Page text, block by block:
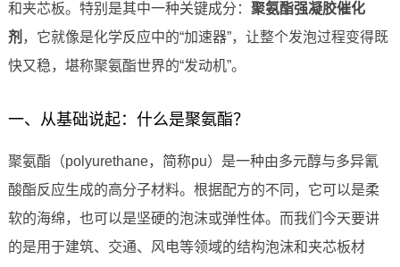
和夹芯板。特别是其中一种关键成分： 聚氨酯强凝胶催化
剂 ，它就像是化学反应中的“加速器”，让整个发泡过程变得既
快又稳，堪称聚氨酯世界的“发动机”。
一、从基础说起：什么是聚氨酯？
聚氨酯（polyurethane，简称pu）是一种由多元醇与多异氰
酸酯反应生成的高分子材料。根据配方的不同，它可以是柔
软的海绵，也可以是坚硬的泡沫或弹性体。而我们今天要讲
的是用于建筑、交通、风电等领域的结构泡沫和夹芯板材